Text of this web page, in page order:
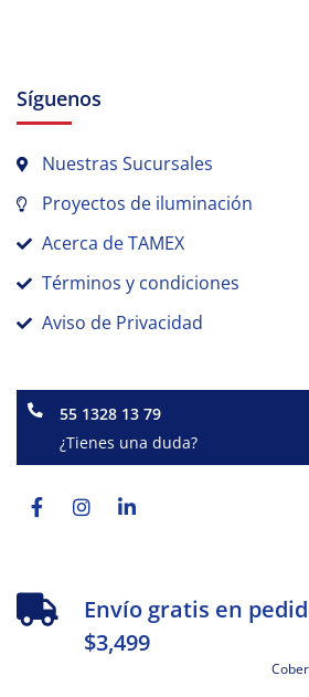
Síguenos
Nuestras Sucursales
Proyectos de iluminación
Acerca de TAMEX
Términos y condiciones
Aviso de Privacidad
55 1328 13 79
¿Tienes una duda?
f
Envío gratis en
$3,499